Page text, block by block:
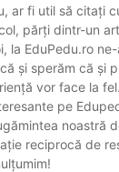
ar fi util să citați
părți dintr-un
la EduPedu.ro
și sperăm că și
vor face la
pe
noastră
reciprocă de